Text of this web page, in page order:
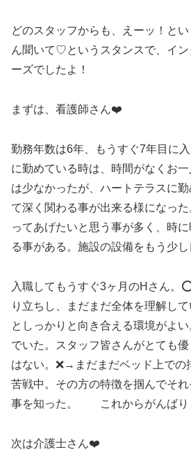
どのスタッフからも、えーッ！と
ん聞いて♡というスタンスで、イ
ーズでしたよ！
まずは、看護師さん❤️
勤務年数は6年、もうすぐ7年目に
に勤めている時は、時間がなくお
は少なかったが、ハートテラスに
て深く関わる事が出来る様になっ
ってあげたいと思う事が多く、時
る事がある。施設の設備をもう少し
入職してもうすぐ3ヶ月のHさん。
り立ちし、まだまだ全体を理解し
としっかりと向き合える環境がよ
でいた。スタッフ皆さんがとても
はない。❌→まだまだベッド上での
苦戦中。その方の特徴を掴んでそ
事を知った。 これからがんばり
次は介護士さん❤️